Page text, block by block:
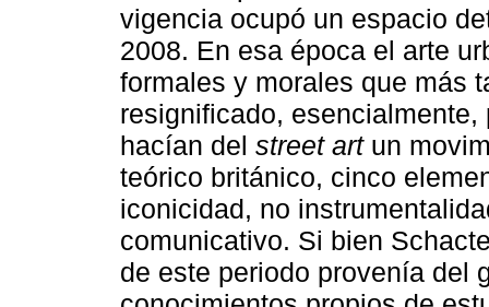
vigencia ocupó un espacio
2008. En esa época el arte
formales y morales que más
resignificado,
hacían del street artun
teórico británico, cinco
iconicidad, no
comunicativo. Si bien
de este periodo provenía del